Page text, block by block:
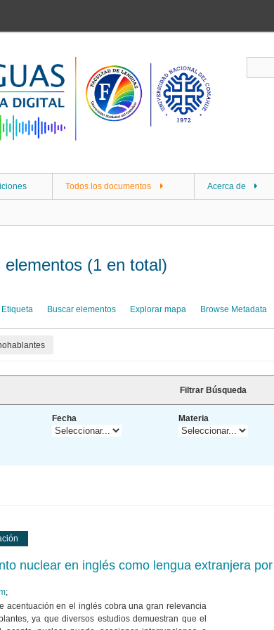
Todos los documentos Acerca de
elementos (1 en total)
Buscar elementos Explorar mapa Browse Metadata
Filtrar Búsqueda
Fecha Materia
nuclear en inglés como lengua extranjera
;
acentuación en el inglés cobra una gran relevancia
ya que diversos estudios demuestran que el